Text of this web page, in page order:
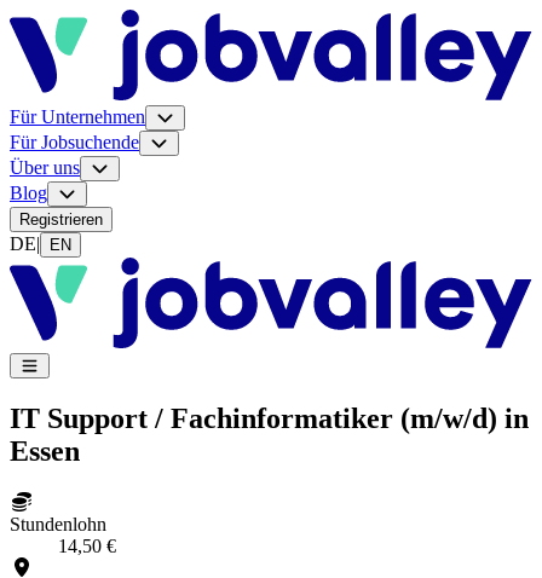
Für Unternehmen
Für Jobsuchende
Über uns
Blog
Registrieren
DE| EN
IT Support / Fachinformatiker (m/w/d) in
Essen
Stundenlohn
14,50 €